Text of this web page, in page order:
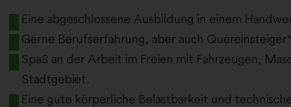
Eine abgeschlossene Ausbildung in einem
Gerne Berufserfahrung, aber auch
Spaß an der Arbeit im Freien mit Fahrzeugen,
Stadtgebiet.
Eine gute körperliche Belastbarkeit und